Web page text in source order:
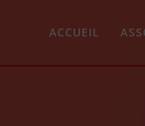
ACCUEIL